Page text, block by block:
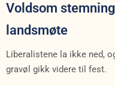
Voldsom
landsmøte
Liberalistene la ikke ned,
gravøl gikk videre til fest.